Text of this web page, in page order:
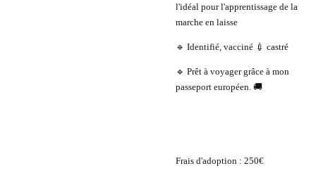
l'idéal pour l'apprentissage de la
marche en laisse
🔹 Identifié, vacciné 💉 castré
🔹 Prêt à voyager grâce à mon
passeport européen. 🚚
Frais d'adoption : 250€